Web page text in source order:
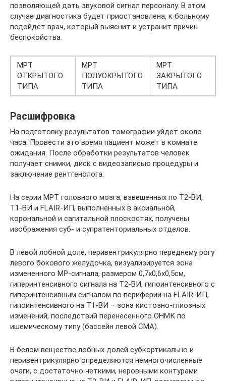
позволяющей дать звуковой сигнал персоналу. В этом
случае диагностика будет приостановлена, к больному
подойдёт врач, который выяснит и устранит причин
беспокойства.
МРТ
ОТКРЫТОГО
ТИПА
МРТ
ПОЛУОКРЫТОГО
ТИПА
МРТ
ЗАКРЫТОГО
ТИПА
Расшифровка
На подготовку результатов томографии уйдет около
часа. Провести это время пациент может в комнате
ожидания. После обработки результатов человек
получает снимки, диск с видеозаписью процедуры и
заключение рентгенолога.
На серии МРТ головного мозга, взвешенных по Т2-ВИ,
Т1-ВИ и FLAIR-ИП, выполненных в аксиальной,
корональной и сагитальной плоскостях, получены
изображения суб- и супратенториальных отделов.
В левой лобной доле, перивентрикулярно переднему рогу
левого бокового желудочка, визуализируется зона
измененного МР-сигнала, размером 0,7х0,6х0,5см,
гиперинтенсивного сигнала на Т2-ВИ, гипоинтенсивного с
гиперинтенсивным сигналом по периферии на FLAIR-ИП,
гипоинтенсивного на Т1-ВИ – зона кистозно-глиозных
изменений, последствий перенесенного ОНМК по
ишемическому типу (бассейн левой СМА).
В белом веществе лобных долей субкортикально и
перивентрикулярно определяются немногочисленные
очаги, с достаточно четкими, неровными контурами